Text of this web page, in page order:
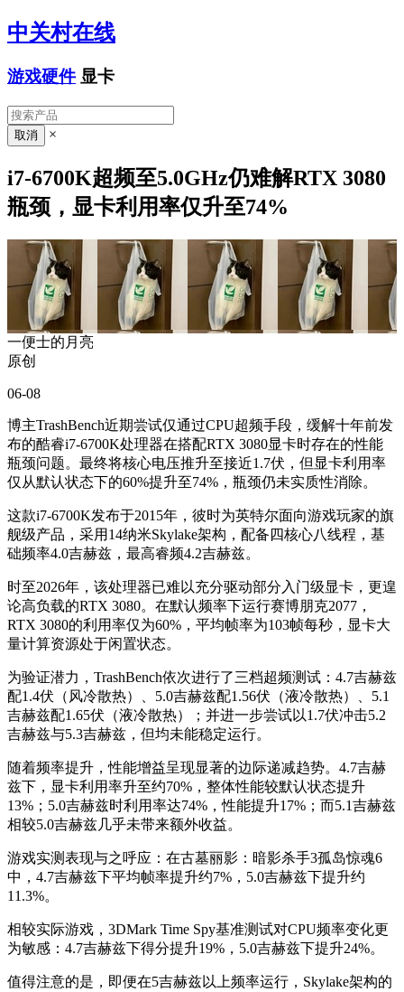
中关村在线
游戏硬件 显卡
×
i7-6700K超频至5.0GHz仍难解RTX 3080
瓶颈，显卡利用率仅升至74%
一便士的月亮
原创
06-08
博主TrashBench近期尝试仅通过CPU超频手段，缓解十年前发
布的酷睿i7-6700K处理器在搭配RTX 3080显卡时存在的性能
瓶颈问题。最终将核心电压推升至接近1.7伏，但显卡利用率
仅从默认状态下的60%提升至74%，瓶颈仍未实质性消除。
这款i7-6700K发布于2015年，彼时为英特尔面向游戏玩家的旗
舰级产品，采用14纳米Skylake架构，配备四核心八线程，基
础频率4.0吉赫兹，最高睿频4.2吉赫兹。
时至2026年，该处理器已难以充分驱动部分入门级显卡，更遑
论高负载的RTX 3080。在默认频率下运行赛博朋克2077，
RTX 3080的利用率仅为60%，平均帧率为103帧每秒，显卡大
量计算资源处于闲置状态。
为验证潜力，TrashBench依次进行了三档超频测试：4.7吉赫兹
配1.4伏（风冷散热）、5.0吉赫兹配1.56伏（液冷散热）、5.1
吉赫兹配1.65伏（液冷散热）；并进一步尝试以1.7伏冲击5.2
吉赫兹与5.3吉赫兹，但均未能稳定运行。
随着频率提升，性能增益呈现显著的边际递减趋势。4.7吉赫
兹下，显卡利用率升至约70%，整体性能较默认状态提升
13%；5.0吉赫兹时利用率达74%，性能提升17%；而5.1吉赫兹
相较5.0吉赫兹几乎未带来额外收益。
游戏实测表现与之呼应：在古墓丽影：暗影杀手3孤岛惊魂6
中，4.7吉赫兹下平均帧率提升约7%，5.0吉赫兹下提升约
11.3%。
相较实际游戏，3DMark Time Spy基准测试对CPU频率变化更
为敏感：4.7吉赫兹下得分提升19%，5.0吉赫兹下提升24%。
值得注意的是，即便在5吉赫兹以上频率运行，Skylake架构的